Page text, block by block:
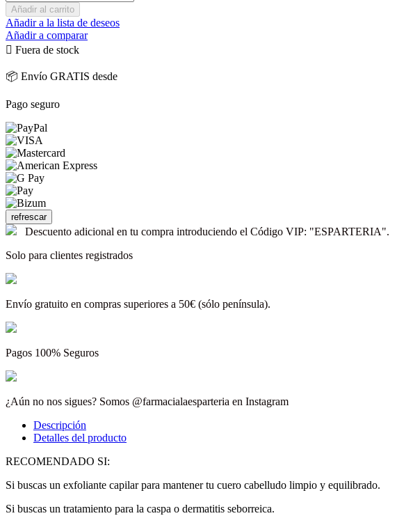
Añadir al carrito
Añadir a la lista de deseos
Añadir a comparar
 Fuera de stock
📦 Envío GRATIS desde
Pago seguro
Descuento adicional en tu compra introduciendo el Código VIP: "ESPARTERIA".
Solo para clientes registrados
Envío gratuito en compras superiores a 50€ (sólo península).
Pagos 100% Seguros
¿Aún no nos sigues? Somos @farmacialaesparteria en Instagram
Descripción
Detalles del producto
RECOMENDADO SI:
Si buscas un exfoliante capilar para mantener tu cuero cabelludo limpio y equilibrado.
Si buscas un tratamiento para la caspa o dermatitis seborreica.